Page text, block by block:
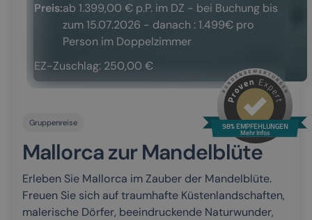
Gruppenreise
Mallorca zur Mandelblüte
Erleben Sie Mallorca im Zauber der Mandelblüte.
Freuen Sie sich auf traumhafte Küstenlandschaften,
malerische Dörfer, beeindruckende Naturwunder,
Preis:ab 1.399,00 € p.P. im DZ - bei Buchung bis
zum 15.07.2026 - danach : 1.499€ pro
Person im Doppelzimmer
EZ-Zuschlag: 250,00 €
98% EMPFEHLUNGEN
Mehr Infos